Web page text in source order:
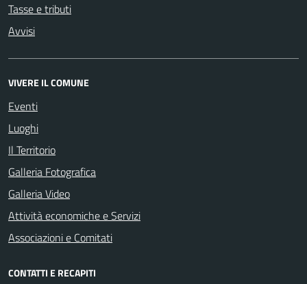
Tasse e tributi
Avvisi
VIVERE IL COMUNE
Eventi
Luoghi
Il Territorio
Galleria Fotografica
Galleria Video
Attività economiche e Servizi
Associazioni e Comitati
CONTATTI E RECAPITI